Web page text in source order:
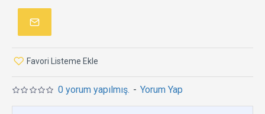
0 yorum yapılmış. - Yorum Yap
Favori Listeme Ekle